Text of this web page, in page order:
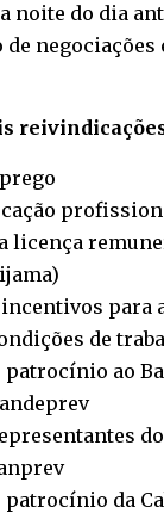
noite do dia
negociações
licença
para
de
ao
da